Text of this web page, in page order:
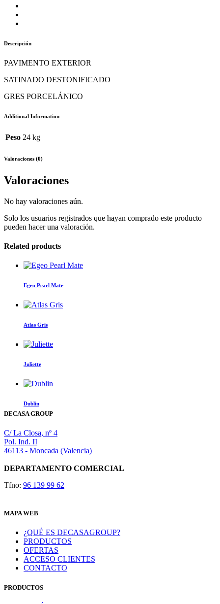
Descripción
PAVIMENTO EXTERIOR
SATINADO DESTONIFICADO
GRES PORCELÁNICO
Additional Information
Peso 24 kg
Valoraciones (0)
Valoraciones
No hay valoraciones aún.
Solo los usuarios registrados que hayan comprado este producto
pueden hacer una valoración.
Related products
Egeo Pearl Mate
Atlas Gris
Juliette
Dublin
DECASA GROUP
C/ La Closa, nº 4
Pol. Ind. II
46113 - Moncada (Valencia)
DEPARTAMENTO COMERCIAL
Tfno: 96 139 99 62
MAPA WEB
¿QUÉ ES DECASAGROUP?
PRODUCTOS
OFERTAS
ACCESO CLIENTES
CONTACTO
PRODUCTOS